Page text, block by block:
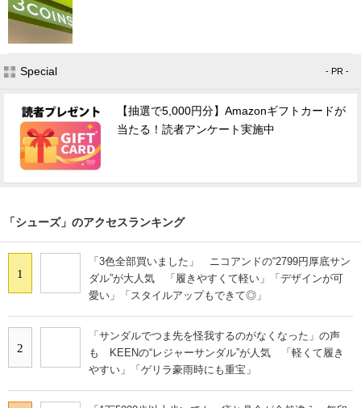
Special - PR -
【抽選で5,000円分】Amazonギフトカードが
当たる！読者アンケート実施中
「シューズ」のアクセスランキング
1
「3色全部買いました」 ニコアンドの“2799円厚底サン
ダル”が大人気 「履きやすくて軽い」「デザインが可
愛い」「スタイルアップもできて◎」
2
「サンダルでつま先を怪我するのがなくなった」の声
も KEENの“レジャーサンダル”が人気 「軽くて履き
やすい」「ゲリラ豪雨時にも重宝」